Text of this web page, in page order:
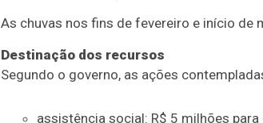
As chuvas nos fins de fevereiro e início de
Destinação dos recursos
Segundo o governo, as ações
assistência social: R$ 5 milhões